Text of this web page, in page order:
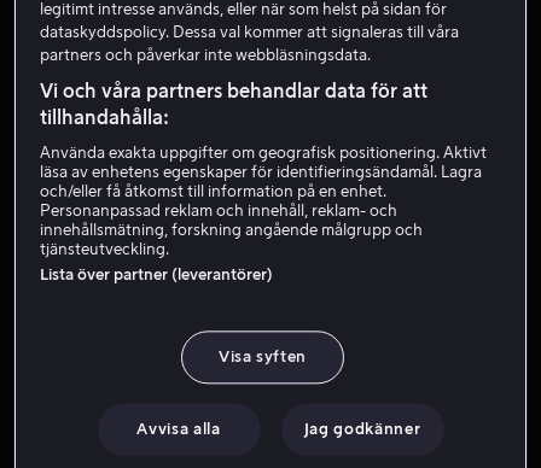
He's Out There
5.3 Thriller Skräck 2018 1 h 25 min
HD
Hyr 49 kr
Varje år besöker en liten familj ett avlägset hus vid sjön.
Varje år besöker en liten familj ett avlägset hus vid sjön.
handritad sagobok. Men det är knappast någon trevlig
Medverkande Yvonne Strahovski Anna
legitimt intresse används, eller när som helst på sidan för
dataskyddspolicy. Dessa val kommer att signaleras till våra
partners och påverkar inte webbläsningsdata.
Vi och våra partners behandlar data för att
tillhandahålla:
Använda exakta uppgifter om geografisk positionering. Aktivt
läsa av enhetens egenskaper för identifieringsändamål. Lagra
och/eller få åtkomst till information på en enhet.
Personanpassad reklam och innehåll, reklam- och
innehållsmätning, forskning angående målgrupp och
tjänsteutveckling.
Lista över partner (leverantörer)
Visa syften
Avvisa alla Jag godkänner